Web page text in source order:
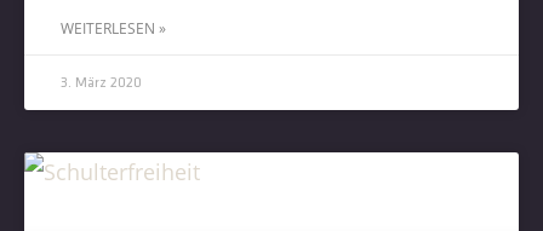
WEITERLESEN »
3. März 2020